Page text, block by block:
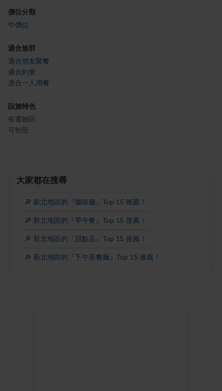
價位分類
中價位
適合族群
適合朋友聚餐
適合約會
適合一人用餐
設施特色
有選物區
可拍照
大家都在搜尋
🔎 新北地區的『咖啡廳』Top 15 推薦！
🔎 新北地區的『早午餐』Top 15 推薦！
🔎 新北地區的『甜點店』Top 15 推薦！
🔎 新北地區的『下午茶餐廳』Top 15 推薦！